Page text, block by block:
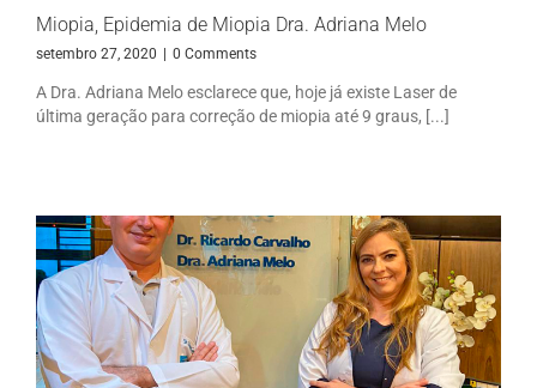
Miopia, Epidemia de Miopia Dra. Adriana Melo
setembro 27, 2020 0 Comments
A Dra. Adriana Melo esclarece que, hoje já existe Laser de
última geração para correção de miopia até 9 graus, [...]